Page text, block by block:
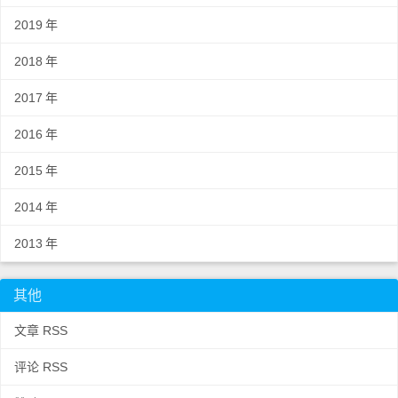
2019 年
2018 年
2017 年
2016 年
2015 年
2014年
2013 年
其他
文章 RSS
评论 RSS